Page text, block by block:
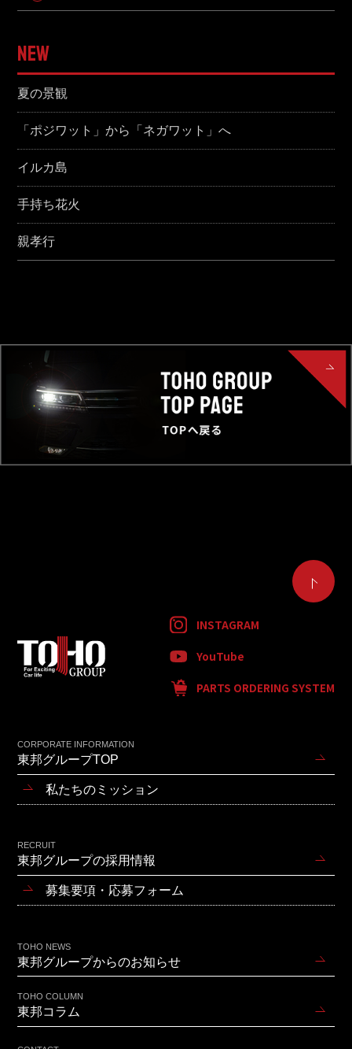
NEW
夏の景観
「ポジワット」から「ネガワット」へ
イルカ島
手持ち花火
親孝行
INSTAGRAM
YouTube
PARTS ORDERING SYSTEM
CORPORATE INFORMATION
東邦グループTOP
私たちのミッション
RECRUIT
東邦グループの採用情報
募集要項・応募フォーム
TOHO NEWS
東邦グループからのお知らせ
TOHO COLUMN
東邦コラム